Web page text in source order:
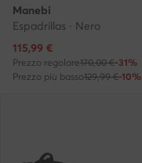
Manebi
Espadrillas · Nero
Prezzo attuale
115,99 €
Prezzo regolare170,00 €-31%
Prezzo più basso129,99 €-10%